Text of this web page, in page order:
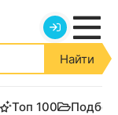
Найти
Топ 100